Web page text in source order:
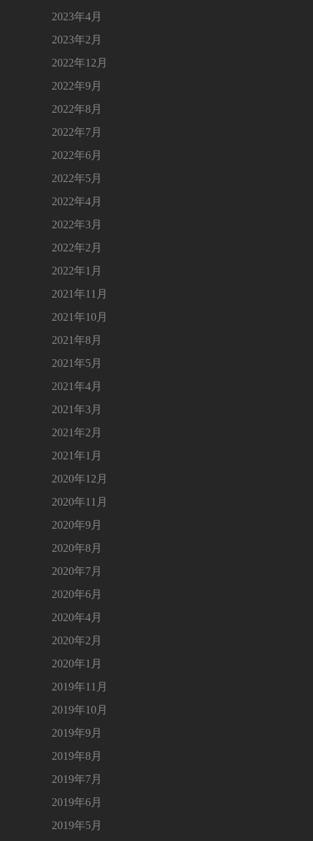
2023年4月
2023年2月
2022年12月
2022年9月
2022年8月
2022年7月
2022年6月
2022年5月
2022年4月
2022年3月
2022年2月
2022年1月
2021年11月
2021年10月
2021年8月
2021年5月
2021年4月
2021年3月
2021年2月
2021年1月
2020年12月
2020年11月
2020年9月
2020年8月
2020年7月
2020年6月
2020年4月
2020年2月
2020年1月
2019年11月
2019年10月
2019年9月
2019年8月
2019年7月
2019年6月
2019年5月